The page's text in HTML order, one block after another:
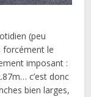
(peu
forcément le
imposant :
c’est donc
bien larges,